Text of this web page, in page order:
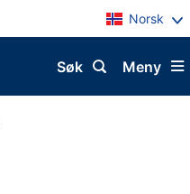
Norsk
Meny
Søk